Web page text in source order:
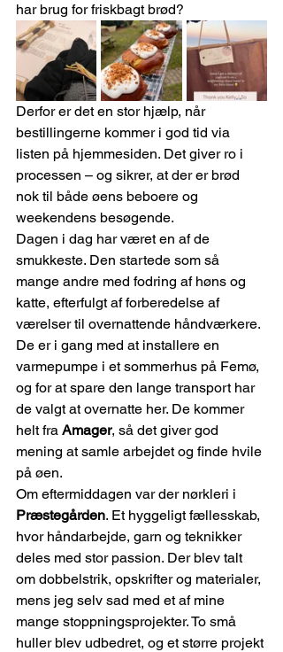
har brug for friskbagt brød?
Derfor er det en stor hjælp, når
bestillingerne kommer i god tid via
listen på hjemmesiden. Det giver ro i
processen – og sikrer, at der er brød
nok til både øens beboere og
weekendens besøgende.
Dagen i dag har været en af de
smukkeste. Den startede som så
mange andre med fodring af høns og
katte, efterfulgt af forberedelse af
værelser til overnattende håndværkere.
De er i gang med at installere en
varmepumpe i et sommerhus på Femø,
og for at spare den lange transport har
de valgt at overnatte her. De kommer
helt fra Amager, så det giver god
mening at samle arbejdet og finde hvile
på øen.
Om eftermiddagen var der nørkleri i
Præstegården. Et hyggeligt fællesskab,
hvor håndarbejde, garn og teknikker
deles med stor passion. Der blev talt
om dobbelstrik, opskrifter og materialer,
mens jeg selv sad med et af mine
mange stoppningsprojekter. To små
huller blev udbedret, og et større projekt